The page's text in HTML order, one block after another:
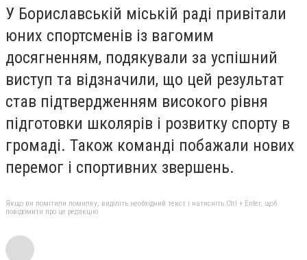
У Бориславській міській раді привітали
юних спортсменів із вагомим
досягненням, подякували за успішний
виступ та відзначили, що цей результат
став підтвердженням високого рівня
підготовки школярів і розвитку спорту в
громаді. Також команді побажали нових
перемог і спортивних звершень.
Якщо ви помітили помилку, виділіть необхідний текст і натисніть Ctrl + Enter, щоб
повідомити про це редакцію